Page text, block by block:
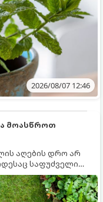
2026/08/07 12:46
მოასწროთ
აღების დრო არ
საფუძველი
ბაღი მზადდება
რომ
მცენარეებმა